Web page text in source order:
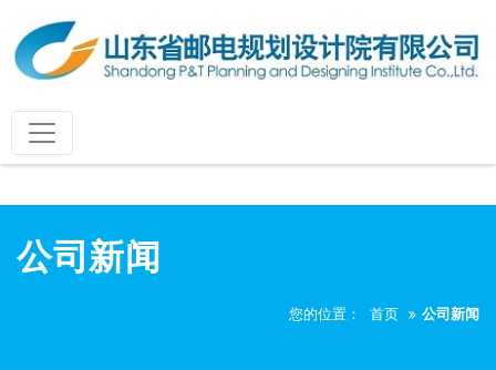
公司新闻
您的位置： 首页 公司新闻